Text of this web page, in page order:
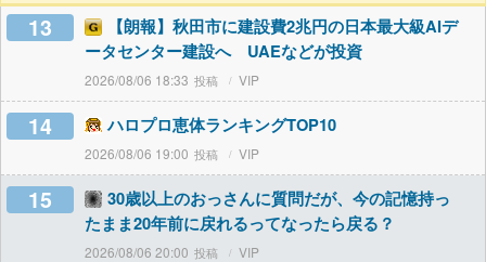
13
【朗報】秋田市に建設費2兆円の日本最大級AIデ
ータセンター建設へ UAEなどが投資
2026/08/06 18:33 VIP
14 ハロプロ恵体ランキングTOP10
2026/08/06 19:00 VIP
15
30歳以上のおっさんに質問だが、今の記憶持っ
たまま20年前に戻れるってなったら戻る？
2026/08/06 20:00 VIP